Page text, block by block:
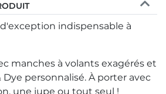
indispensable à
manches à volants exagérés et
personnalisé. À porter avec
une jupe ou tout seul !